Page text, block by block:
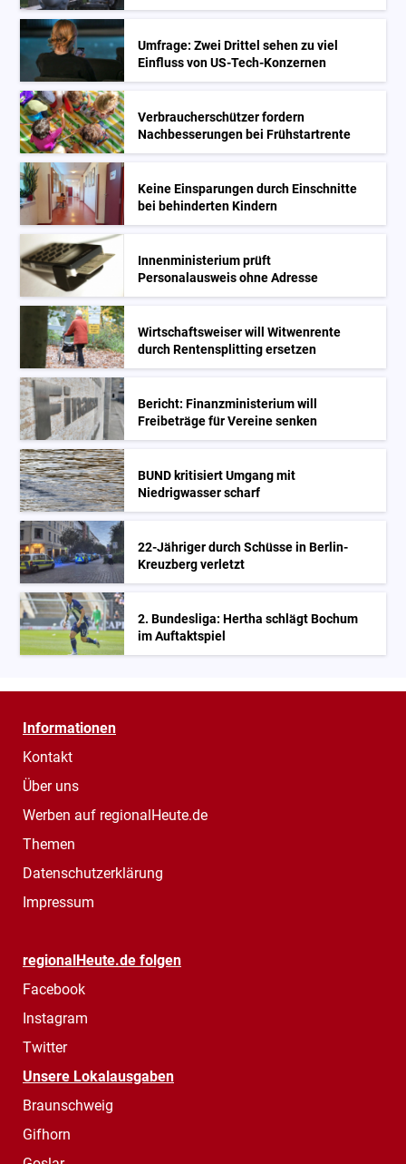
Umfrage: Zwei Drittel sehen zu viel
Einfluss von US-Tech-Konzernen
Verbraucherschützer fordern
Nachbesserungen bei Frühstartrente
Keine Einsparungen durch Einschnitte
bei behinderten Kindern
Innenministerium prüft
Personalausweis ohne Adresse
Wirtschaftsweiser will Witwenrente
durch Rentensplitting ersetzen
Bericht: Finanzministerium will
Freibeträge für Vereine senken
BUND kritisiert Umgang mit
Niedrigwasser scharf
22-Jähriger durch Schüsse in Berlin-
Kreuzberg verletzt
2. Bundesliga: Hertha schlägt Bochum
im Auftaktspiel
Informationen
Kontakt
Über uns
Werben auf regionalHeute.de
Themen
Datenschutzerklärung
Impressum
regionalHeute.de folgen
Facebook
Instagram
Twitter
Unsere Lokalausgaben
Braunschweig
Gifhorn